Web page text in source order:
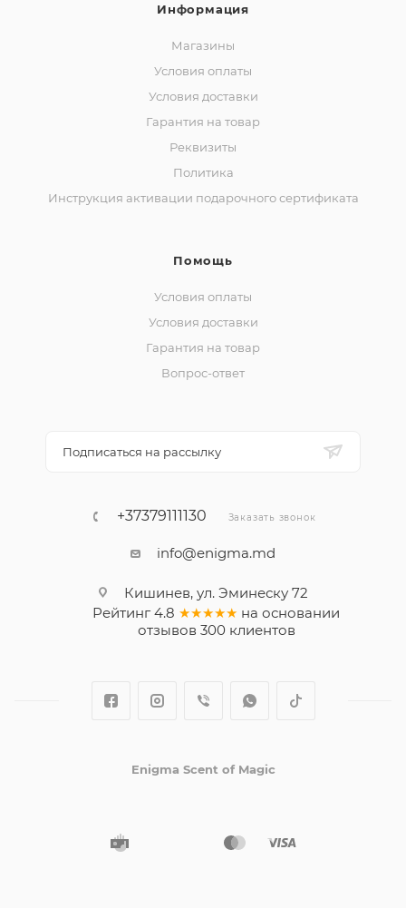
Информация
Магазины
Условия оплаты
Условия доставки
Гарантия на товар
Реквизиты
Политика
Инструкция активации подарочного сертификата
Помощь
Условия оплаты
Условия доставки
Гарантия на товар
Вопрос-ответ
Подписаться на рассылку
+37379111130 Заказать звонок
info@enigma.md
Кишинев, ул. Эминеску 72
Рейтинг 4.8 ★★★★★ на основании
отзывов 300клиентов
Enigma Scent of Magic